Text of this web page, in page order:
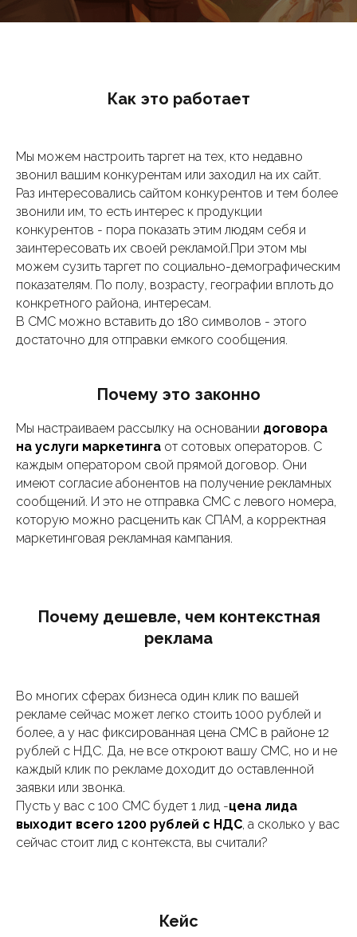
Как это работает
Мы можем настроить таргет на тех, кто недавно
звонил вашим конкурентам или заходил на их сайт.
Раз интересовались сайтом конкурентов и тем более
звонили им, то есть интерес к продукции
конкурентов - пора показать этим людям себя и
заинтересовать их своей рекламой.При этом мы
можем сузить таргет по социально-демографическим
показателям. По полу, возрасту, географии вплоть до
конкретного района, интересам.
В СМС можно вставить до 180 символов - этого
достаточно для отправки емкого сообщения.
Почему это законно
Мы настраиваем рассылку на основании договора
на услуги маркетинга от сотовых операторов. С
каждым оператором свой прямой договор. Они
имеют согласие абонентов на получение рекламных
сообщений. И это не отправка СМС с левого номера,
которую можно расценить как СПАМ, а корректная
маркетинговая рекламная кампания.
Почему дешевле, чем контекстная
реклама
Во многих сферах бизнеса один клик по вашей
рекламе сейчас может легко стоить 1000 рублей и
более, а у нас фиксированная цена СМС в районе 12
рублей с НДС. Да, не все откроют вашу СМС, но и не
каждый клик по рекламе доходит до оставленной
заявки или звонка.
Пусть у вас с 100 СМС будет 1 лид -цена лида
выходит всего 1200 рублей с НДС, а сколько у вас
сейчас стоит лид с контекста, вы считали?
Кейс